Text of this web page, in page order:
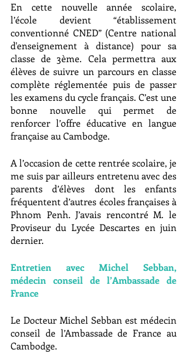
En cette nouvelle année scolaire,
l’école devient “établissement
conventionné CNED” (Centre national
d'enseignement à distance) pour sa
classe de 3ème. Cela permettra aux
élèves de suivre un parcours en classe
complète réglementée puis de passer
les examens du cycle français. C’est une
bonne nouvelle qui permet de
renforcer l’offre éducative en langue
française au Cambodge.
A l’occasion de cette rentrée scolaire, je
me suis par ailleurs entretenu avec des
parents d’élèves dont les enfants
fréquentent d’autres écoles françaises à
Phnom Penh. J’avais rencontré M. le
Proviseur du Lycée Descartes en juin
dernier.
Entretien avec Michel Sebban,
médecin conseil de l’Ambassade de
France
Le Docteur Michel Sebban est médecin
conseil de l’Ambassade de France au
Cambodge.